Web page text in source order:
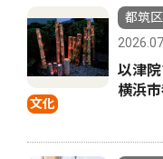
文化
都筑区
以津
横浜